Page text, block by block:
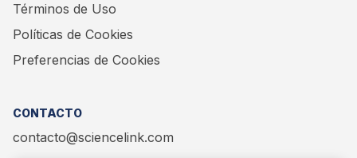
Términos de Uso
Políticas de Cookies
Preferencias de Cookies
CONTACTO
contacto@sciencelink.com